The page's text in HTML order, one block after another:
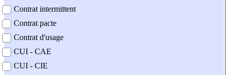
Contrat intermittent
Contrat pacte
Contrat d'usage
CUI - CAE
CUI - CIE